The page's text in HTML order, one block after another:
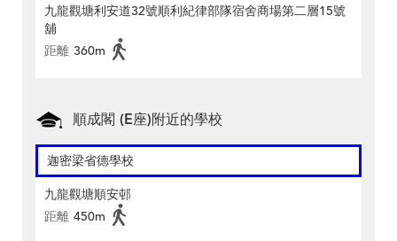
九龍觀塘利安道32號順利紀律部隊宿舍商場第二層15號
舖
距離 360m
順成閣 (E座)附近的學校
迦密梁省德學校
九龍觀塘順安邨
距離 450m